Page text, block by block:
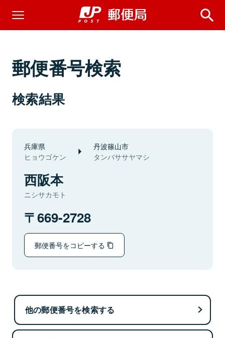
郵便番号検索
検索結果
兵庫県
ヒョウゴケン
丹波篠山市
タンバササヤマシ
西阪本
ニシサカモト
669-2728
郵便番号をコピーする
他の郵便番号を検索する